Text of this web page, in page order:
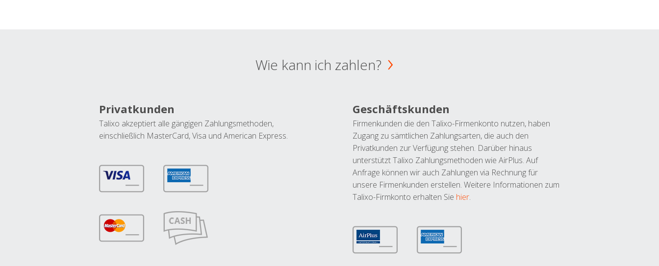
Wie kann ich zahlen?
Privatkunden
Talixo akzeptiert alle gängigen Zahlungsmethoden,
einschließlich MasterCard, Visa und American Express.
Geschäftskunden
Firmenkunden die den Talixo-Firmenkonto nutzen, haben
Zugang zu sämtlichen Zahlungsarten, die auch den
Privatkunden zur Verfügung stehen. Darüber hinaus
unterstützt Talixo Zahlungsmethoden wie AirPlus. Auf
Anfrage können wir auch Zahlungen via Rechnung für
unsere Firmenkunden erstellen. Weitere Informationen zum
Talixo-Firmkonto erhalten Sie hier.